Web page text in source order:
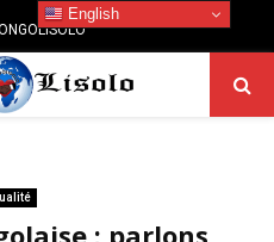
: parlons
English